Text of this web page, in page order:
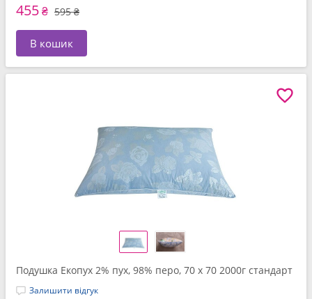
455₴ 595 ₴
В кошик
Подушка Екопух 2% пух, 98% перо, 70 x 70 2000г стандарт
Залишити відгук